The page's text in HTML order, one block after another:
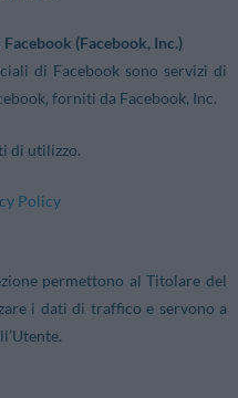
(Facebook, Inc.)
di Facebook sono servizi di
forniti da Facebook, Inc.
di utilizzo.
Policy
permettono al Titolare del
i dati di traffico e servono a